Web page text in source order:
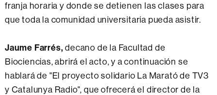
franja horaria y donde se detienen las clases para
que toda la comunidad universitaria pueda asistir.
Jaume Farrés, decano de la Facultad de
Biociencias, abrirá el acto, y a continuación se
hablará de "El proyecto solidario La Marató de TV3
y Catalunya Radio", que ofrecerá el director de la